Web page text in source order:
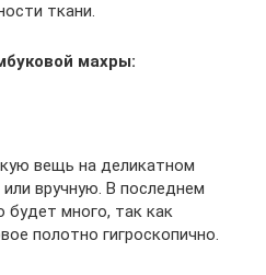
ткани.
махры:
вещь на деликатном
вручную. В последнем
будет много, так как
полотно гигроскопично.